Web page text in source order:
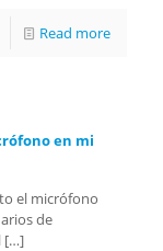
Read more
en mi
el micrófono
de
[…]